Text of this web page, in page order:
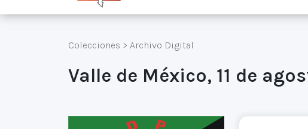
Colecciones > Archivo Digital
Valle de México, 11 de